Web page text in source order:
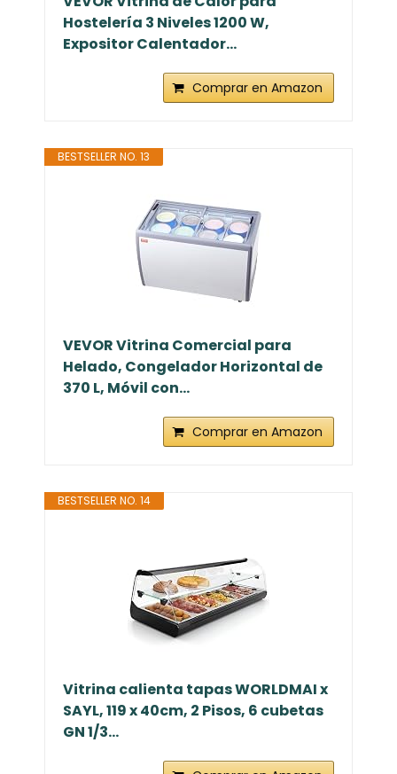
Hostelería 3 Niveles 1200 W,
Expositor Calentador...
Comprar en Amazon
BESTSELLER NO. 13
VEVOR Vitrina Comercial para
Helado, Congelador Horizontal de
370 L, Móvil con...
Comprar en Amazon
BESTSELLER NO. 14
Vitrina calienta tapas WORLDMAI x
SAYL, 119 x 40cm, 2 Pisos, 6 cubetas
GN 1/3...